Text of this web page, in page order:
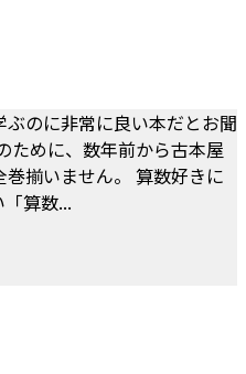
のに非常に良い本だとお聞
ために、数年前から古本屋
揃いません。 算数好きに
算数...